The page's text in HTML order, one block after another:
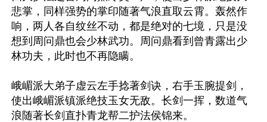
悲掌，同样强势的掌印随著气浪直取云霄。轰然作
响，两人各自纹丝不动，都是绝对的七境，只是没
想到周问鼎也会少林武功。周问鼎看到曾青露出少
林功夫，此时也不再隐瞒。
峨嵋派大弟子虚云左手捻著剑诀，右手玉腕提剑，
使出峨嵋派镇派绝技玉女无敌。长剑一挥，数道气
浪随著长剑直扑青龙帮二护法侯锦来。